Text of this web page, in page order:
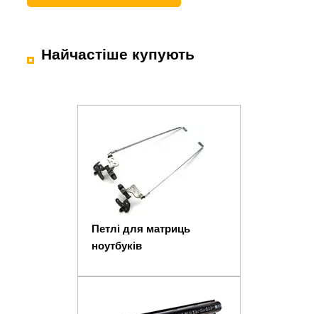
Найчастіше купують
Петлі для матриць
ноутбуків